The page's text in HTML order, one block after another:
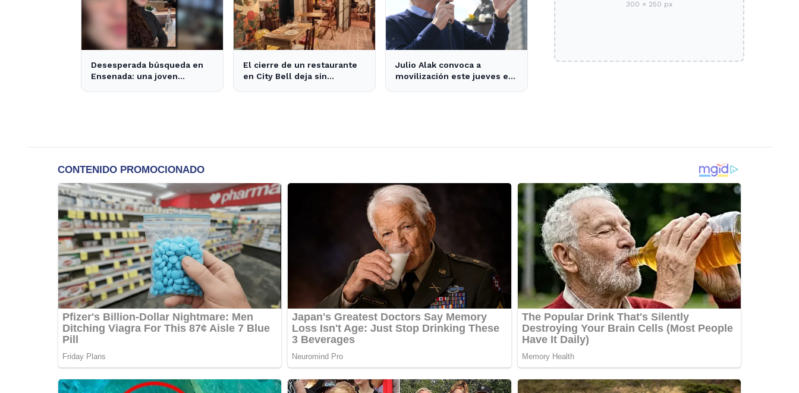
Desesperada búsqueda en
Ensenada: una joven
El cierre de un restaurante
en City Bell deja sin
Julio Alak convoca a
movilización este jueves en
300 × 250 px